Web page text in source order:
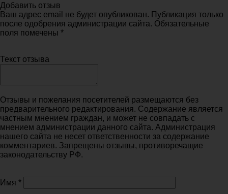
Добавить отзыв
Ваш адрес email не будет опубликован. Публикация только
после одобрения администрации сайта. Обязательные
поля помечены *
Текст отзыва
Отзывы и пожелания посетителей размещаются без
предварительного редактирования. Содержание является
частным мнением граждан, и может не совпадать с
мнением администрации данного сайта. Администрация
нашего сайта не несет ответственности за содержание
комментариев. Запрещены отзывы, противоречащие
законодательству РФ.
Имя *